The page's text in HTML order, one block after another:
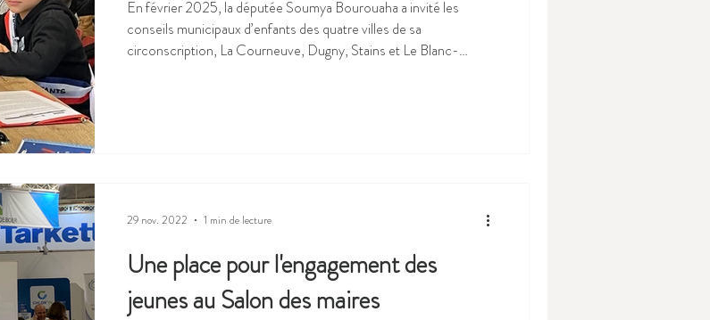
En février 2025, la députée Soumya Bourouaha a invité les
conseils municipaux d’enfants des quatre villes de sa
circonscription, La Courneuve, Dugny, Stains et Le Blanc-
Une place pour l'engagement des
jeunes au Salon des maires
29 nov. 2022 1 min de lecture